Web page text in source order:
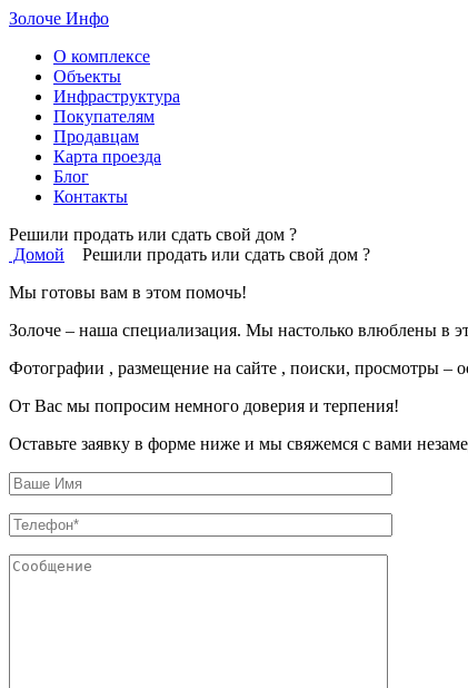
Золоче Инфо
О комплексе
Объекты
Инфраструктура
Покупателям
Продавцам
Карта проезда
Блог
Контакты
Решили продать или сдать свой дом ?
Домой
Решили продать или сдать свой дом ?
Мы готовы вам в этом помочь!
Золоче – наша специализация. Мы настолько влюблены в
Фотографии , размещение на сайте , поиски, просмотры –
От Вас мы попросим немного доверия и терпения!
Оставьте заявку в форме ниже и мы свяжемся с вами